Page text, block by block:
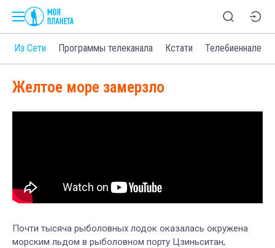
Из Сети Программы телеканала Кстати Телебиеннале
Желтое море замерзло
Почти тысяча рыболовных лодок оказалась окружена
морским льдом в рыболовном порту Цзиньситан,